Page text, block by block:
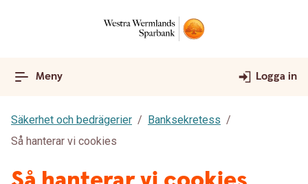
Meny Logga in
Säkerhet och bedrägerier
Banksekretess
Så hanterar vi cookies